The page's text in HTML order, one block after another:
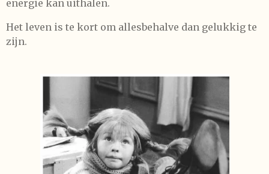
energie kan uithalen.
Het leven is te kort om allesbehalve dan gelukkig te
zijn.